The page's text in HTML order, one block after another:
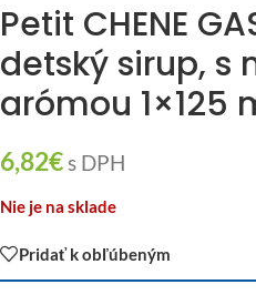
Petit CHENE
detský sirup, s
arómou 1×125
6,82€s DPH
Nie je na sklade
Pridať k obľúbeným